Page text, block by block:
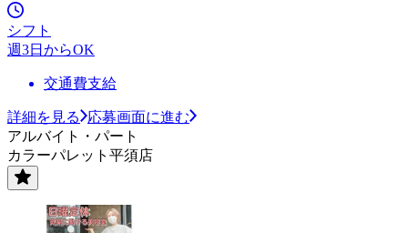
シフト
週3日からOK
交通費支給
詳細を見る
応募画面に進む
アルバイト・パート
カラーパレット平須店